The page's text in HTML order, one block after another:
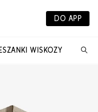
DO APP
WISKOZY